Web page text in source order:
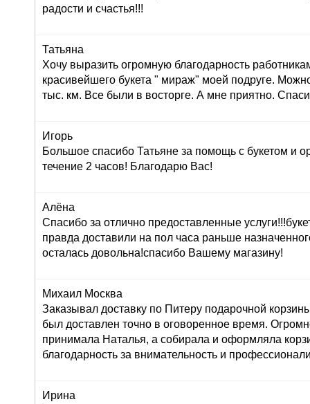
радости и счастья!!!
Татьяна
Хочу выразить огромную благодарность
красивейшего букета " мираж" моей подруге.
тыс. км. Все были в восторге. А мне приятно.
Игорь
Большое спасибо Татьяне за помощь с букетом и
течение 2 часов! Благодарю Вас!
Алёна
Спасибо за отлично предоставленные
правда доставили на пол часа раньше
осталась довольна!спасибо Вашему магазину!
Михаил Москва
Заказывал доставку по Питеру подарочной
был доставлен точно в оговоренное время.
принимала Наталья, а собирала и оформляла
благодарность за внимательность и
Ирина